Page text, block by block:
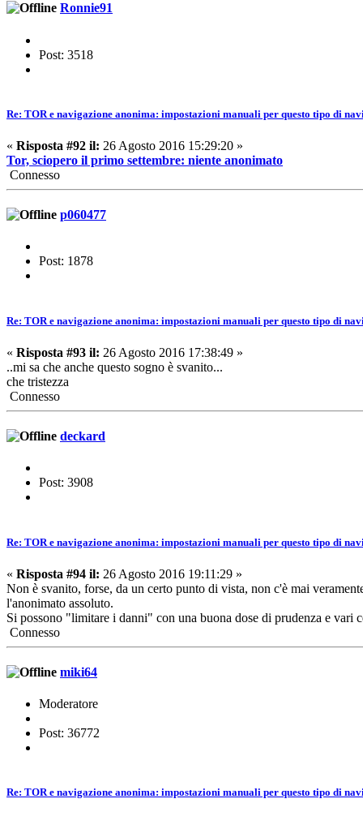
Ronnie91
Post: 3518
Re: TOR e navigazione anonima: impostazioni manuali per questo tipo di
« Risposta #92 il: 26 Agosto 2016 15:29:20 »
Tor, sciopero il primo settembre: niente anonimato
Connesso
p060477
Post: 1878
Re: TOR e navigazione anonima: impostazioni manuali per questo tipo di
« Risposta #93 il: 26 Agosto 2016 17:38:49 »
..mi sa che anche questo sogno è svanito...
che tristezza
Connesso
deckard
Post: 3908
Re: TOR e navigazione anonima: impostazioni manuali per questo tipo di
« Risposta #94 il: 26 Agosto 2016 19:11:29 »
Non è svanito, forse, da un certo punto di vista, non c'è mai
l'anonimato assoluto.
Si possono "limitare i danni" con una buona dose di prudenza e vari
Connesso
miki64
Moderatore
Post: 36772
Re: TOR e navigazione anonima: impostazioni manuali per questo tipo di